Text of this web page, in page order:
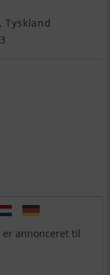
Tyskland
er annonceret til